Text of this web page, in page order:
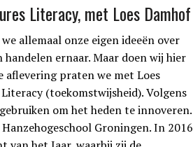
Literacy, met Loes Damhof
allemaal onze eigen ideeën over
handelen ernaar. Maar doen wij hier
aflevering praten we met Loes
(toekomstwijsheid). Volgens
om het heden te innoveren.
Groningen. In 2016